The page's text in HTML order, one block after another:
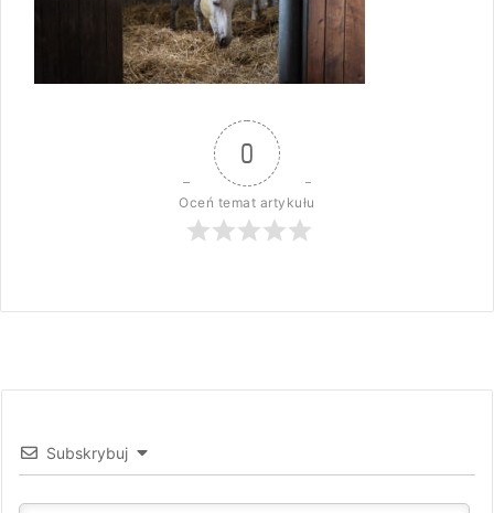
0
Oceń temat artykułu
Subskrybuj